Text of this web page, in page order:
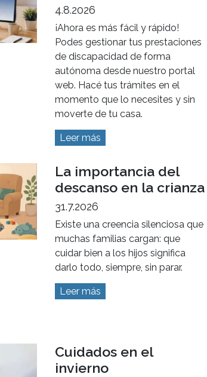
4.8.2026
¡Ahora es más fácil y rápido!
Podes gestionar tus prestaciones
de discapacidad de forma
autónoma desde nuestro portal
web. Hacé tus trámites en el
momento que lo necesites y sin
moverte de tu casa.
Leer más
La importancia del
descanso en la crianza
31.7.2026
Existe una creencia silenciosa que
muchas familias cargan: que
cuidar bien a los hijos significa
darlo todo, siempre, sin parar.
Leer más
Cuidados en el
invierno